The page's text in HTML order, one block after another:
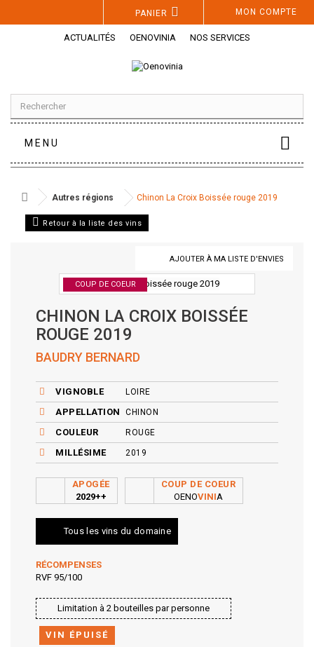
MON COMPTE
PANIER
ACTUALITÉS OENOVINIA NOS SERVICES
MENU
Autres régions Chinon La Croix Boissée rouge 2019
AJOUTER À MA LISTE D'ENVIES
Retour à la liste des vins
COUP DE COEUR
CHINON LA CROIX BOISSÉE
ROUGE 2019
BAUDRY BERNARD
VIGNOBLE LOIRE
APPELLATION CHINON
COULEUR ROUGE
MILLÉSIME 2019
APOGÉE
2029++
COUP DE COEUR
OENOVINIA
Tous les vins du domaine
RÉCOMPENSES
RVF 95/100
Limitation à 2 bouteilles par personne
VIN ÉPUISÉ